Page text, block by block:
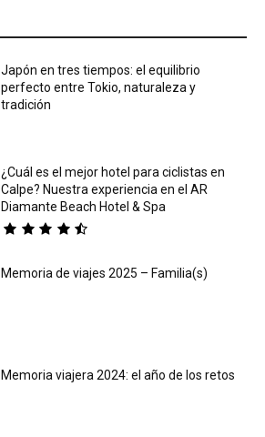
Japón en tres tiempos: el equilibrio
perfecto entre Tokio, naturaleza y
tradición
¿Cuál es el mejor hotel para ciclistas en
Calpe? Nuestra experiencia en el AR
Diamante Beach Hotel & Spa
Memoria de viajes 2025 – Familia(s)
Memoria viajera 2024: el año de los retos